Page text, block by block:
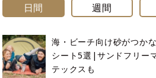
日間 週間
海・ビーチ向け砂がつか
シート5選|サンドフリー
テックスも